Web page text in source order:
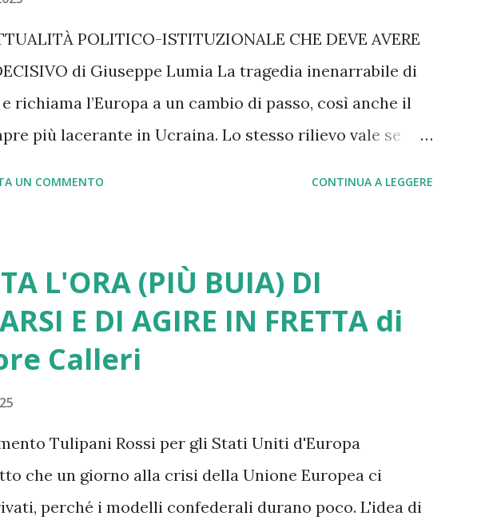
POLITICO-ISTITUZIONALE CHE DEVE AVERE
di Giuseppe Lumia La tragedia inenarrabile di
richiama l’Europa a un cambio di passo, così anche il
più lacerante in Ucraina. Lo stesso rilievo vale se
di innovazione tecnologica, alla diffusione delle mafie
alla denatalità in picchiata e alle disuguaglianze di
generazionali e territoriali fuori controllo. Su tutte
l’Unione Europea arranca e si va via via
di Romano Prodi e di altri leader e intellettuali
europeisti. Ma a ben ve...
UN COMMENTO CONTINUA A LEGGERE
L'ORA (PIÙ BUIA) DI
E DI AGIRE IN FRETTA di
Calleri
Tulipani Rossi per gli Stati Uniti d'Europa
che un giorno alla crisi della Unione Europea ci
perché i modelli confederali durano poco. L'idea di